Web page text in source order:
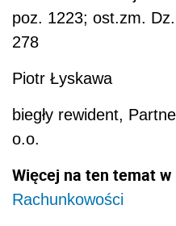
poz. 1223; ost.zm.
278
Piotr Łyskawa
biegły rewident,
o.o.
Więcej na ten temat w
Rachunkowości